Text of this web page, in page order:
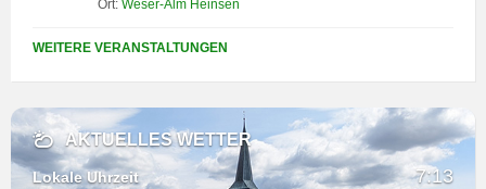
Ort: Weser-Alm Heinsen
WEITERE VERANSTALTUNGEN
AKTUELLES WETTER
Lokale Uhrzeit 7:13